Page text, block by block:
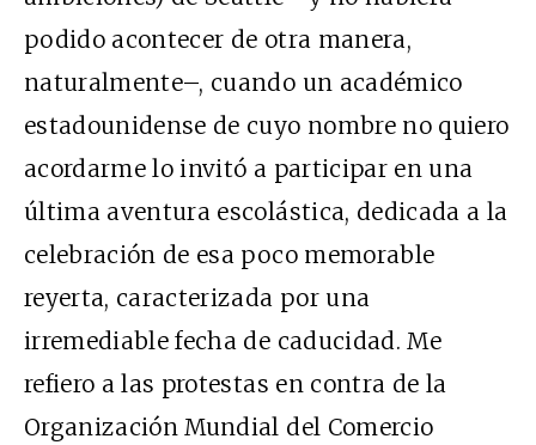
podido acontecer de otra manera,
naturalmente–, cuando un académico
estadounidense de cuyo nombre no quiero
acordarme lo invitó a participar en una
última aventura escolástica, dedicada a la
celebración de esa poco memorable
reyerta, caracterizada por una
irremediable fecha de caducidad. Me
refiero a las protestas en contra de la
Organización Mundial del Comercio